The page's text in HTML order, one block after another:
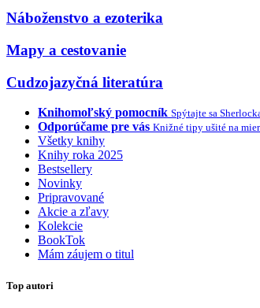
Náboženstvo a ezoterika
Mapy a cestovanie
Cudzojazyčná literatúra
Knihomoľský pomocník Spýtajte sa
Odporúčame pre vás Knižné tipy ušité na
Všetky knihy
Knihy roka 2025
Bestsellery
Novinky
Pripravované
Akcie a zľavy
Kolekcie
BookTok
Mám záujem o titul
Top autori